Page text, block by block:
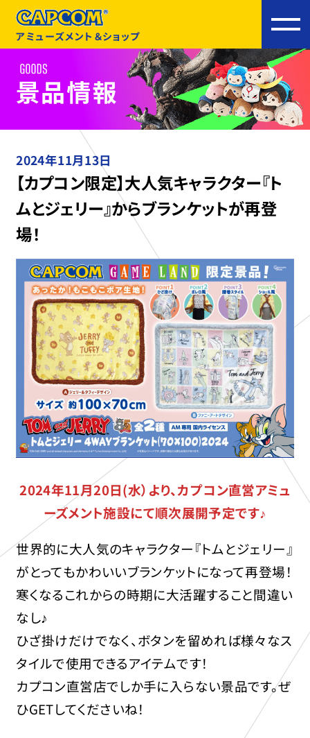
アミューズメント＆ショップ
2024年11月13日
【カプコン限定】大人気キャラクター『ト
ムとジェリー』からブランケットが再登
場！
2024年11月20日(水）より、カプコン直営アミュ
ーズメント施設にて順次展開予定です♪
世界的に大人気のキャラクター『トムとジェリー』
がとってもかわいいブランケットになって再登場！
寒くなるこれからの時期に大活躍すること間違い
なし♪
ひざ掛けだけでなく、ボタンを留めれば様々なス
タイルで使用できるアイテムです！
カプコン直営店でしか手に入らない景品です。ぜ
ひGETしてくださいね！